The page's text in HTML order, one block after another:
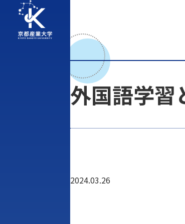
外国語学習
2024.03.26